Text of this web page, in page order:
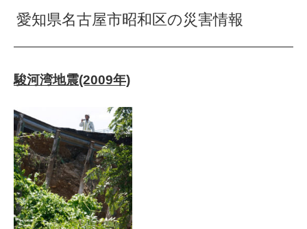
愛知県名古屋市昭和区の災害情報
駿河湾地震(2009年)